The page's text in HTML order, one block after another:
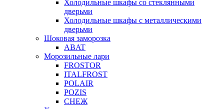
Холодильные шкафы cо стеклянными
дверьми
Холодильные шкафы с металлическими
дверьми
Шоковая заморозка
ABAT
Морозильные лари
FROSTOR
ITALFROST
POLAIR
POZIS
СНЕЖ